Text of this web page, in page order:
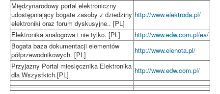
Międzynarodowy portal elektroniczny
udostępniający bogate zasoby z dziedziny
elektroniki oraz forum dyskusyjne.. [PL]
http://www.elektroda.pl/
Elektronika analogowa i nie tylko. [PL]
http://www.edw.com.pl/ea/
Bogata baza dokumentacji elementów
półprzewodnikowych. [PL]
http://www.elenota.pl/
Przyjazny Portal miesięcznika Elektronika
dla Wszystkich.[PL]
http://www.edw.com.pl/